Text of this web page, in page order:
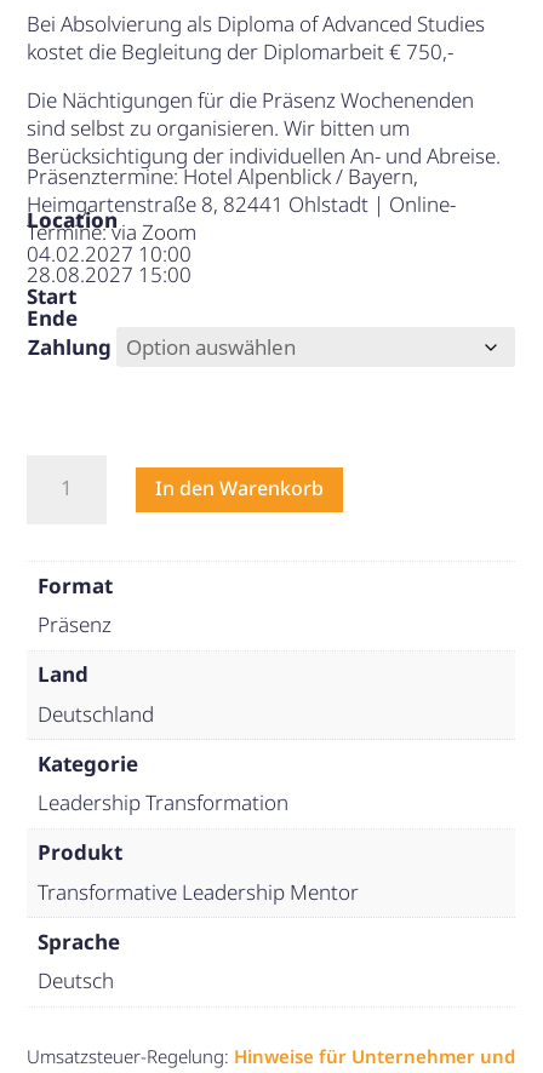
Bei Absolvierung als Diploma of Advanced Studies
kostet die Begleitung der Diplomarbeit € 750,-
Die Nächtigungen für die Präsenz Wochenenden
sind selbst zu organisieren. Wir bitten um
Berücksichtigung der individuellen An- und Abreise.
Location
Präsenztermine: Hotel Alpenblick / Bayern,
Heimgartenstraße 8, 82441 Ohlstadt | Online-
Termine: via Zoom
Start
04.02.2027 10:00
Ende
28.08.2027 15:00
Zahlung
Transformative
Leadership
-
Lehrgang
Februar
2027
Menge
In den Warenkorb
Format
Präsenz
Land
Deutschland
Kategorie
Leadership Transformation
Produkt
Transformative Leadership Mentor
Sprache
Deutsch
Umsatzsteuer-Regelung:Hinweise für Unternehmer und